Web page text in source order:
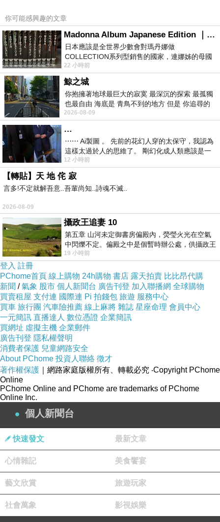
而今年是六四37週年，3+7=10與6+4=10相同。
10這數字同時與ROC及PRC的國慶有關。
最後，請看看89年64事件37週年的3、7、6、
4、8、9、10這幾個自然數，只要再添上5、1、
2三個數字（512汶川大地震），就可以湊齊
1~10。
三、中美兩國領導人，都是雙子座。川普生日
1946/6/14（暗藏兩組64數字），習近平
1953/6/15，兩人生日只差一天。若考量到美中
東西半球的時差，則兩人幾乎可以視為是同一天
義。
2026-06-08 FB
你可能感興趣的文章
Madonna Album Japanese Edition ｜瑪丹娜專輯們2026年日本版重發系列
日本應該是全世界少數會對瑪丹娜做
COLLECTION系列型銷售的國家，連娜姊的母國
美國都沒對她這樣過，這全拜在他們到現在唱片
22 小時前
鯨之城
你抱擁著地球最巨大的寂寞 最深沉的探索 最孤獨
也最自由 海底是 青鳥不到的地方 但是 你追尋的
幸福 可以比珍珠更
2026-08-09
…
⋯⋯ Ai製圖 。 先前的花幻人穿的太保守，我認為
這樣太過於人的思維了。 剛幻化成人類應該是一
絲不掛吧？ 當然這樣是創不出
12 小時前
【轉貼】天 地 侘 寂
言多!不定就解吾意..吾輩尚知..詩魂不滅..
2026-08-09
攝政王追妻 10
第五章 山河未定御書房偏殿內，熒瑩火光在空氣
中閃爍不定。偏殿之中是個暫時辦公處，供攝政王
於皇宮內廷裡處理公務已然很多年。房內
19 小時前
登入 註冊
PChome首頁 線上購物 24h購物 書店 露天拍賣 比比昂代購
新聞 /氣象 股市 個人新聞台 廣告刊登 加入聯播網 全球購物
買賣租屋 支付連 國際連 Pi 拍錢包 旅遊 服務中心
買車 旅行團 汽車險推薦 線上麻將 雜誌 星座命理 會員中心
一元簡訊 直播達人 數位憑證 企業簡訊
買網址 虛擬主機 企業郵件
廣告刊登 隱私權聲明
消費者保護 兒童網路安全
About PChome 投資人聯絡 徵才
著作權保護 ｜網路家庭版權所有、轉載必究 ‧Copyright PChome
Online
PChome Online and PChome are trademarks of PChome
Online Inc.
個人新聞台
快速發文 最新文章
心情雜記 美食饗宴
藝文欣賞 旅遊玩家
社會萬象 影視娛樂